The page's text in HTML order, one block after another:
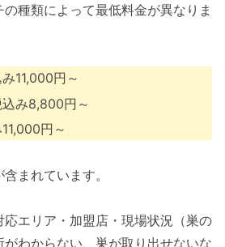
種類によって最低料金が異なりま
11,000円～
み8,800円～
円～
まれています。
エリア・加盟店・現場状況（巣の
わからない、巣が取り出せないな